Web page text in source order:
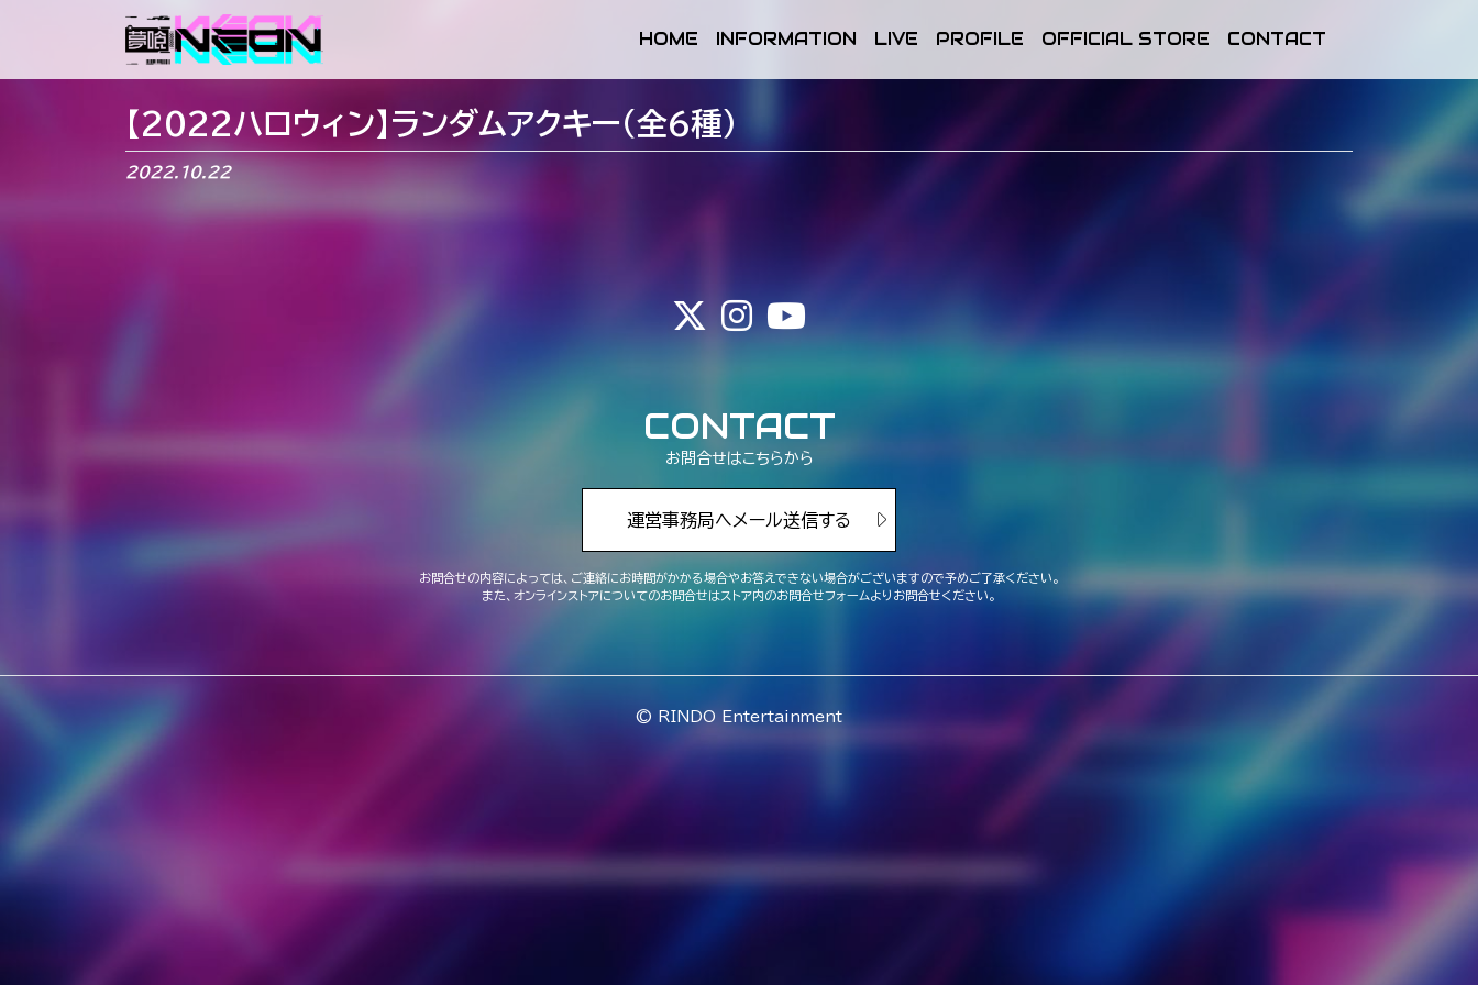
メインナビゲーション
HOME INFORMATION LIVE PROFILE OFFICIAL STORE CONTACT
【2022ハロウィン】ランダムアクキー（全6種）
2022.10.22
CONTACT
お問合せはこちらから
運営事務局へメール送信する
お問合せの内容によっては、ご連絡にお時間がかかる場合やお答えできない場合がございますので予めご了承ください。
また、オンラインストアについてのお問合せはストア内のお問合せフォームよりお問合せください。
© RINDO Entertainment